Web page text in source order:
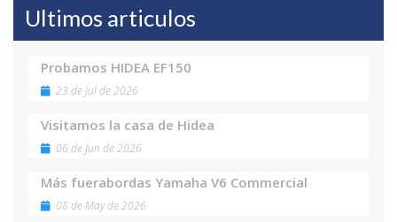
Ultimos articulos
Probamos HIDEA EF150
23 de Jul de 2026
Visitamos la casa de Hidea
06 de Jun de 2026
Más fuerabordas Yamaha V6 Commercial
08 de May de 2026